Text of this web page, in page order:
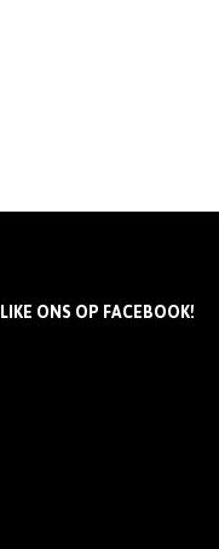
LIKE ONS OP FACEBOOK!